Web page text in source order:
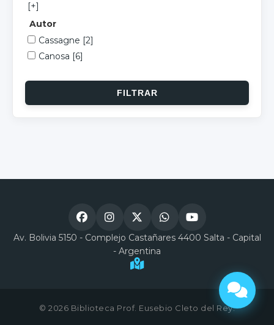
[+]
Autor
Cassagne [2]
Canosa [6]
Av. Bolivia 5150 - Complejo Castañares 4400 Salta - Capital
- Argentina
© 2026 Biblioteca Prof. Eusebio Cleto del Rey.